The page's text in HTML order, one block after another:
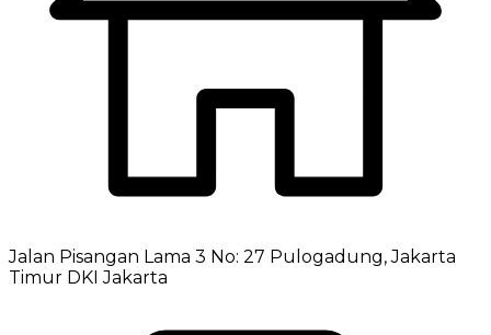
Jalan Pisangan Lama 3 No: 27 Pulogadung, Jakarta
Timur DKI Jakarta